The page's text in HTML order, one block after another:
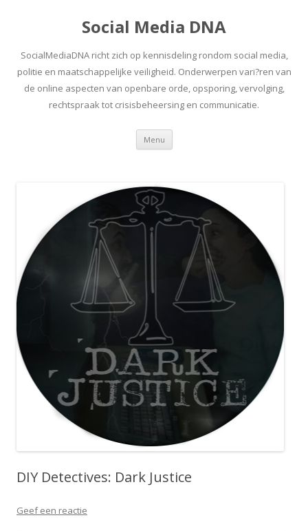
Social Media DNA
SocialMediaDNA richt zich op kennisdeling rondom social media,
politie en maatschappelijke veiligheid. Onderwerpen vari?ren van
de online aspecten van openbare orde, opsporing, vervolging,
rechtspraak tot crisisbeheersing en communicatie.
Menu Spring
inhoud
DIY Detectives: Dark Justice
Geef een reactie